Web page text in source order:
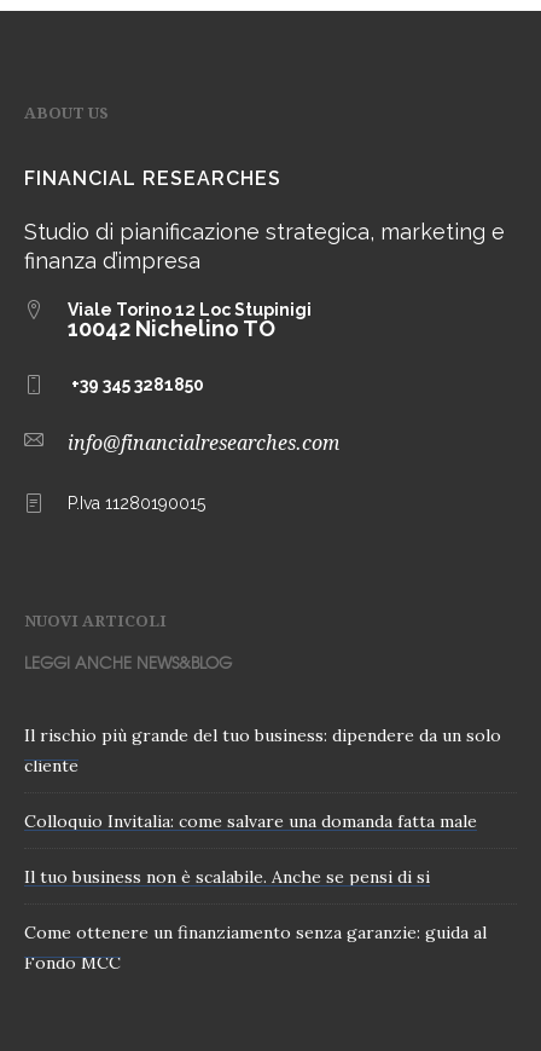
ABOUT US
FINANCIAL RESEARCHES
Studio di pianificazione strategica, marketing e
finanza d’impresa
Viale Torino 12 Loc Stupinigi
10042 Nichelino TO
+39 345 3281850
info@financialresearches.com
P.Iva 11280190015
NUOVI ARTICOLI
LEGGI ANCHE NEWS&BLOG
Il rischio più grande del tuo business: dipendere da un solo
cliente
Colloquio Invitalia: come salvare una domanda fatta male
Il tuo business non è scalabile. Anche se pensi di si
Come ottenere un finanziamento senza garanzie: guida al
Fondo MCC